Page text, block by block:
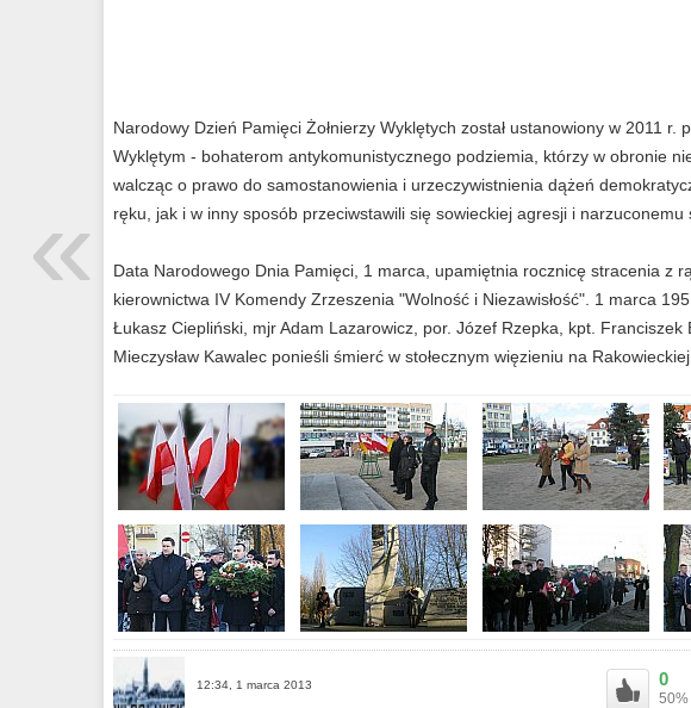
Narodowy Dzień Pamięci Żołnierzy Wyklętych został ustanowiony w 2011 r.
Wyklętym - bohaterom antykomunistycznego podziemia, którzy w obronie
walcząc o prawo do samostanowienia i urzeczywistnienia dążeń
ręku, jak i w inny sposób przeciwstawili się sowieckiej agresji i narzuconemu
Data Narodowego Dnia Pamięci, 1 marca, upamiętnia rocznicę stracenia z
kierownictwa IV Komendy Zrzeszenia "Wolność i Niezawisłość". 1 marca
Łukasz Ciepliński, mjr Adam Lazarowicz, por. Józef Rzepka, kpt. Franciszek
Mieczysław Kawalec ponieśli śmierć w stołecznym więzieniu na Rakowieckiej.
12:34, 1 marca 2013 0
50%
«